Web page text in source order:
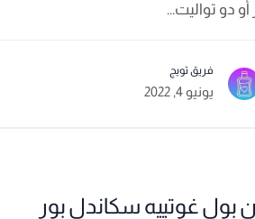
دو تواليت...
فريق تويج
يونيو 4, 2022
غوتييه سكاندل بور